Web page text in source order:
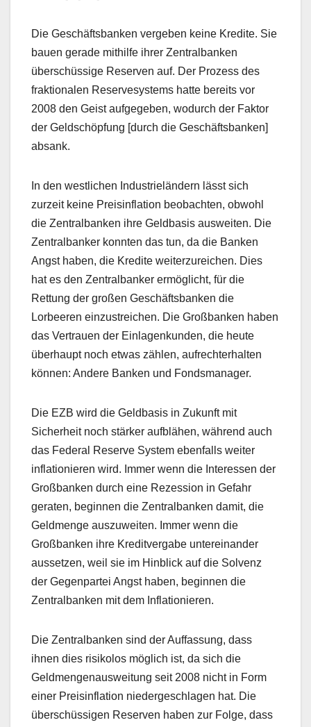
Die Geschäftsbanken vergeben keine Kredite. Sie
bauen gerade mithilfe ihrer Zentralbanken
überschüssige Reserven auf. Der Prozess des
fraktionalen Reservesystems hatte bereits vor
2008 den Geist aufgegeben, wodurch der Faktor
der Geldschöpfung [durch die Geschäftsbanken]
absank.
In den westlichen Industrieländern lässt sich
zurzeit keine Preisinflation beobachten, obwohl
die Zentralbanken ihre Geldbasis ausweiten. Die
Zentralbanker konnten das tun, da die Banken
Angst haben, die Kredite weiterzureichen. Dies
hat es den Zentralbanker ermöglicht, für die
Rettung der großen Geschäftsbanken die
Lorbeeren einzustreichen. Die Großbanken haben
das Vertrauen der Einlagenkunden, die heute
überhaupt noch etwas zählen, aufrechterhalten
können: Andere Banken und Fondsmanager.
Die EZB wird die Geldbasis in Zukunft mit
Sicherheit noch stärker aufblähen, während auch
das Federal Reserve System ebenfalls weiter
inflationieren wird. Immer wenn die Interessen der
Großbanken durch eine Rezession in Gefahr
geraten, beginnen die Zentralbanken damit, die
Geldmenge auszuweiten. Immer wenn die
Großbanken ihre Kreditvergabe untereinander
aussetzen, weil sie im Hinblick auf die Solvenz
der Gegenpartei Angst haben, beginnen die
Zentralbanken mit dem Inflationieren.
Die Zentralbanken sind der Auffassung, dass
ihnen dies risikolos möglich ist, da sich die
Geldmengenausweitung seit 2008 nicht in Form
einer Preisinflation niedergeschlagen hat. Die
überschüssigen Reserven haben zur Folge, dass